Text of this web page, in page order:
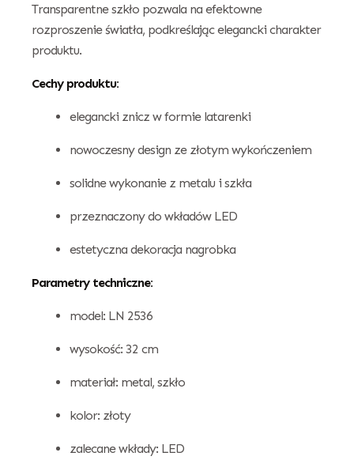
Transparentne szkło pozwala na efektowne
rozproszenie światła, podkreślając elegancki charakter
produktu.
Cechy produktu:
elegancki znicz w formie latarenki
nowoczesny design ze złotym wykończeniem
solidne wykonanie z metalu i szkła
przeznaczony do wkładów LED
estetyczna dekoracja nagrobka
Parametry techniczne:
model: LN 2536
wysokość: 32 cm
materiał: metal, szkło
kolor: złoty
zalecane wkłady: LED